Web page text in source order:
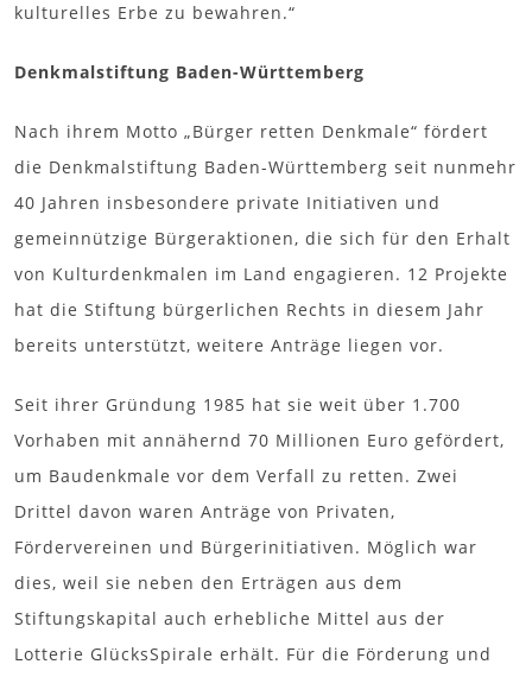
kulturelles Erbe zu bewahren.“
Denkmalstiftung Baden-Württemberg
Nach ihrem Motto „Bürger retten Denkmale“ fördert
die Denkmalstiftung Baden-Württemberg seit nunmehr
40 Jahren insbesondere private Initiativen und
gemeinnützige Bürgeraktionen, die sich für den Erhalt
von Kulturdenkmalen im Land engagieren. 12 Projekte
hat die Stiftung bürgerlichen Rechts in diesem Jahr
bereits unterstützt, weitere Anträge liegen vor.
Seit ihrer Gründung 1985 hat sie weit über 1.700
Vorhaben mit annähernd 70 Millionen Euro gefördert,
um Baudenkmale vor dem Verfall zu retten. Zwei
Drittel davon waren Anträge von Privaten,
Fördervereinen und Bürgerinitiativen. Möglich war
dies, weil sie neben den Erträgen aus dem
Stiftungskapital auch erhebliche Mittel aus der
Lotterie GlücksSpirale erhält. Für die Förderung und